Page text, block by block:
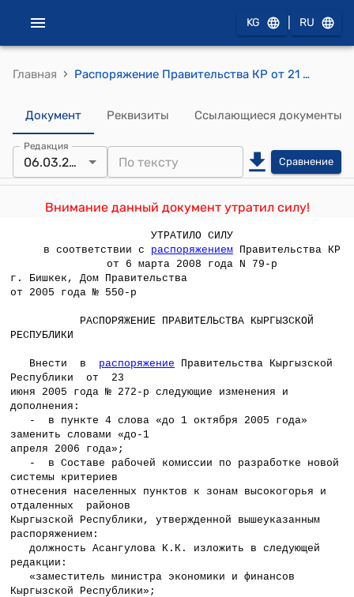
KG RU
Главная › Распоряжение Правительства КР от 21 декабря 2005 года № 550-р (Состав рабочей комиссии по разработке новой системы критериев отнесения населенных пунктов к зонам высокогорья и отдаленных районов Кыргызской Республики)
Документ Реквизиты Ссылающиеся документы
Редакция
06.03.2008 Сравнение
Внимание данный документ утратил силу!